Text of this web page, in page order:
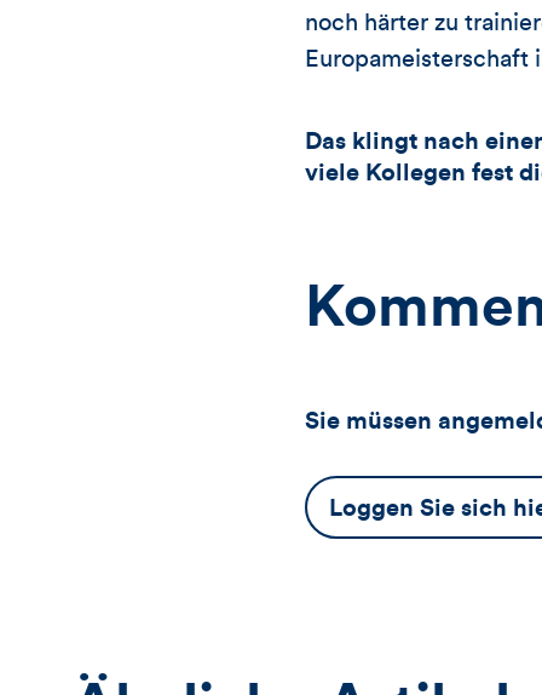
noch härter zu
Europameisterschaft
Das klingt nach
viele Kollegen fest
Sie müssen
Dieser
Button
Loggen Sie sich